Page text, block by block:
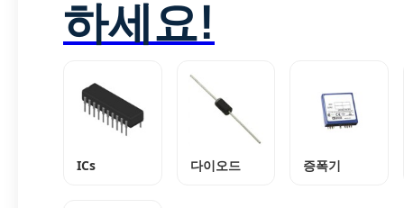
하세요!
ICs 다이오드 증폭기